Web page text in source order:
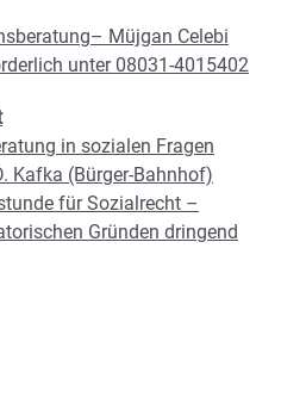
Müjgan Celebi
unter 08031-4015402
in sozialen Fragen
Kafka (Bürger-Bahnhof)
für Sozialrecht –
Gründen dringend